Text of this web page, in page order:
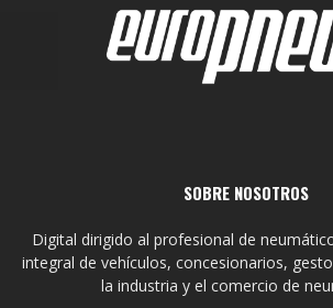
SOBRE NOSOTROS
Digital dirigido al profesional de
integral de vehículos, concesionarios,
la industria y el comercio de